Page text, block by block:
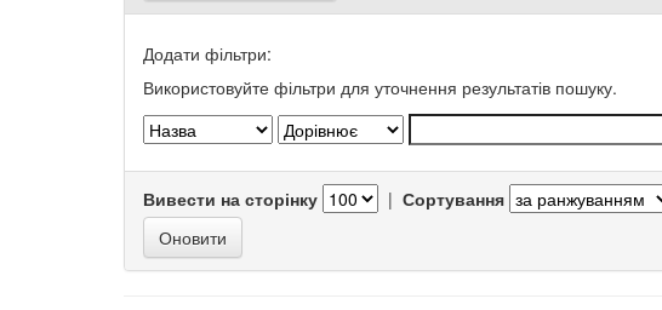
Додати фільтри:
Використовуйте фільтри для уточнення результатів пошуку.
Вивести на сторінку | Сортування